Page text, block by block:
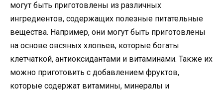
могут быть приготовлены из различных
ингредиентов, содержащих полезные питательные
вещества. Например, они могут быть приготовлены
на основе овсяных хлопьев, которые богаты
клетчаткой, антиоксидантами и витаминами. Также их
можно приготовить с добавлением фруктов,
которые содержат витамины, минералы и